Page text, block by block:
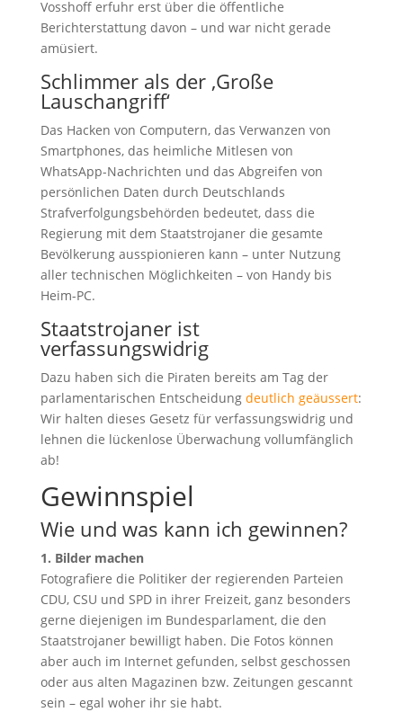
Vosshoff erfuhr erst über die öffentliche
Berichterstattung davon – und war nicht gerade
amüsiert.
Schlimmer als der ‚Große
Lauschangriff‘
Das Hacken von Computern, das Verwanzen von
Smartphones, das heimliche Mitlesen von
WhatsApp-Nachrichten und das Abgreifen von
persönlichen Daten durch Deutschlands
Strafverfolgungsbehörden bedeutet, dass die
Regierung mit dem Staatstrojaner die gesamte
Bevölkerung ausspionieren kann – unter Nutzung
aller technischen Möglichkeiten – von Handy bis
Heim-PC.
Staatstrojaner ist
verfassungswidrig
Dazu haben sich die Piraten bereits am Tag der
parlamentarischen Entscheidung deutlich geäussert:
Wir halten dieses Gesetz für verfassungswidrig und
lehnen die lückenlose Überwachung vollumfänglich
ab!
Gewinnspiel
Wie und was kann ich gewinnen?
1. Bilder machen
Fotografiere die Politiker der regierenden Parteien
CDU, CSU und SPD in ihrer Freizeit, ganz besonders
gerne diejenigen im Bundesparlament, die den
Staatstrojaner bewilligt haben. Die Fotos können
aber auch im Internet gefunden, selbst geschossen
oder aus alten Magazinen bzw. Zeitungen gescannt
sein – egal woher ihr sie habt.